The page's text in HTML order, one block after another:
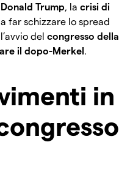
Trump, la crisi di
far schizzare lo spread
del congresso della
il dopo-Merkel.
in